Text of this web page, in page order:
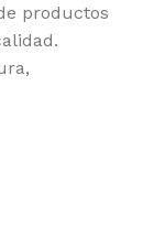
productos